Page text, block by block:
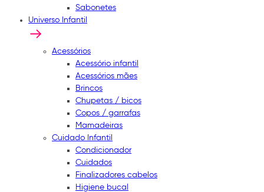
Sabonetes
Universo Infantil
Acessórios
Acessório infantil
Acessórios mães
Brincos
Chupetas / bicos
Copos / garrafas
Mamadeiras
Cuidado Infantil
Condicionador
Cuidados
Finalizadores cabelos
Higiene bucal